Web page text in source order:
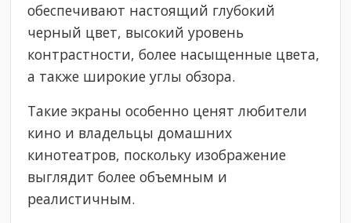
обеспечивают настоящий глубокий
черный цвет, высокий уровень
контрастности, более насыщенные цвета,
а также широкие углы обзора.
Такие экраны особенно ценят любители
кино и владельцы домашних
кинотеатров, поскольку изображение
выглядит более объемным и
реалистичным.